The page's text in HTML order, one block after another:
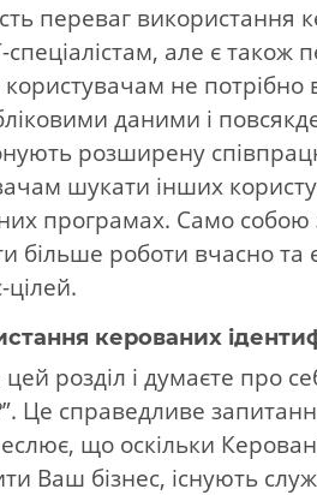
переваг використання
спеціалістам, але є також
не потрібно
даними і
розширену
шукати інших
програмах. Само
більше роботи вчасно
цілей.
керованих
розділ і думаєте про
Це справедливе
що оскільки
Ваш бізнес, існують